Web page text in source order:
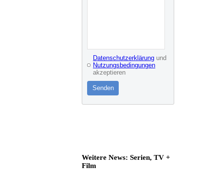
Datenschutzerklärung und
Nutzungsbedingungen
akzeptieren
Senden
Weitere News: Serien, TV +
Film